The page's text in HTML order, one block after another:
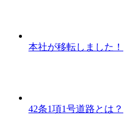
本社が移転しました！
42条1項1号道路とは？